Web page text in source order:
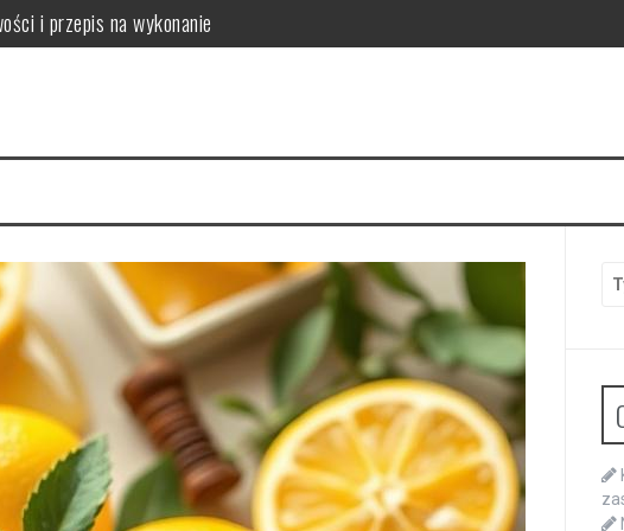
i przepis na wykonanie
w pielęgnacji skóry
dla zdrowia jamy ustnej, zębów i przyzębia